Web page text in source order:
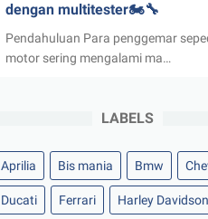
dengan multitester🏍️🔧
Pendahuluan Para penggemar
motor sering mengalami ma…
LABELS
Aprilia Bis mania Bmw
Ducati Ferrari Harley Davidson